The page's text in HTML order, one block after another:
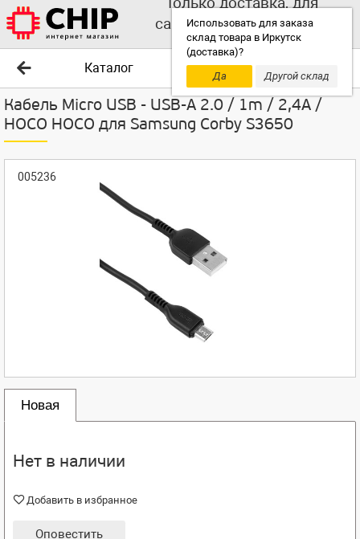
Использовать для заказа
склад товара в Иркутск
(доставка)?
Да
Другой склад
самовывоза выбирайте
другой склад!
Каталог
Кабель Micro USB - USB-A 2.0 / 1m / 2,4A /
HOCO HOCO для Samsung Corby S3650
005236
Новая
Нет в наличии
Добавить в избранное
Оповестить